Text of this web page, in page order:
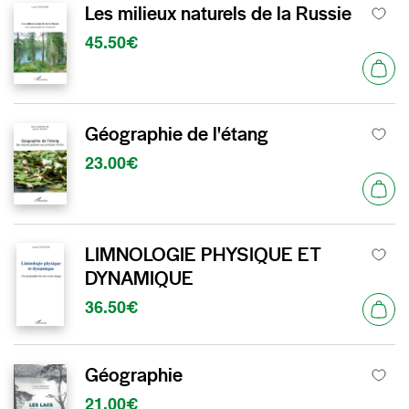
Les milieux naturels de la Russie
45.50€
Géographie de l'étang
23.00€
LIMNOLOGIE PHYSIQUE ET
DYNAMIQUE
36.50€
Géographie
21.00€